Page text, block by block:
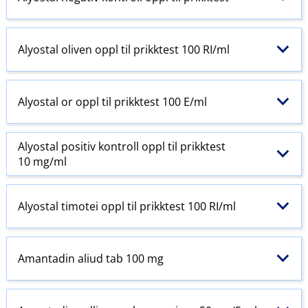
Alyostal oliven oppl til prikktest 100 RI​/​ml
Alyostal or oppl til prikktest 100 E​/​ml
Alyostal positiv kontroll oppl til prikktest
10 mg/ml
Alyostal timotei oppl til prikktest 100 RI​/​ml
Amantadin aliud tab 100 mg